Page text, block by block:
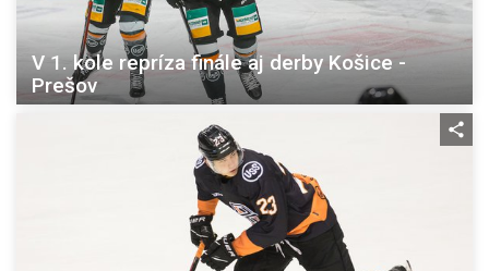
V 1. kole repríza finále aj derby Košice -
Prešov